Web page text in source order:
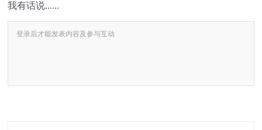
我有话说......